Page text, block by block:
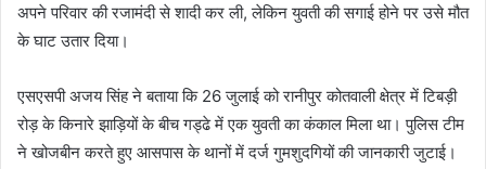
अपने परिवार की रजामंदी से शादी कर ली, लेकिन युवती की सगाई होने पर उसे मौत
के घाट उतार दिया।
एसएसपी अजय सिंह ने बताया कि 26 जुलाई को रानीपुर कोतवाली क्षेत्र में टिबड़ी
रोड़ के किनारे झाड़ियों के बीच गड्ढे में एक युवती का कंकाल मिला था। पुलिस टीम
ने खोजबीन करते हुए आसपास के थानों में दर्ज गुमशुदगियों की जानकारी जुटाई।